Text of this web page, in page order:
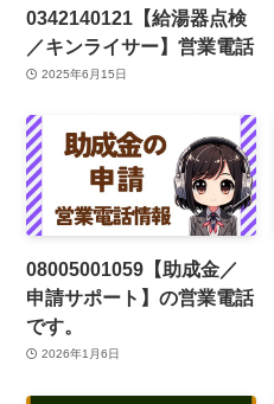
0342140121【給湯器点検
／キンライサー】営業電話
2025年6月15日
08005001059【助成金／
申請サポート】の営業電話
です。
2026年1月6日